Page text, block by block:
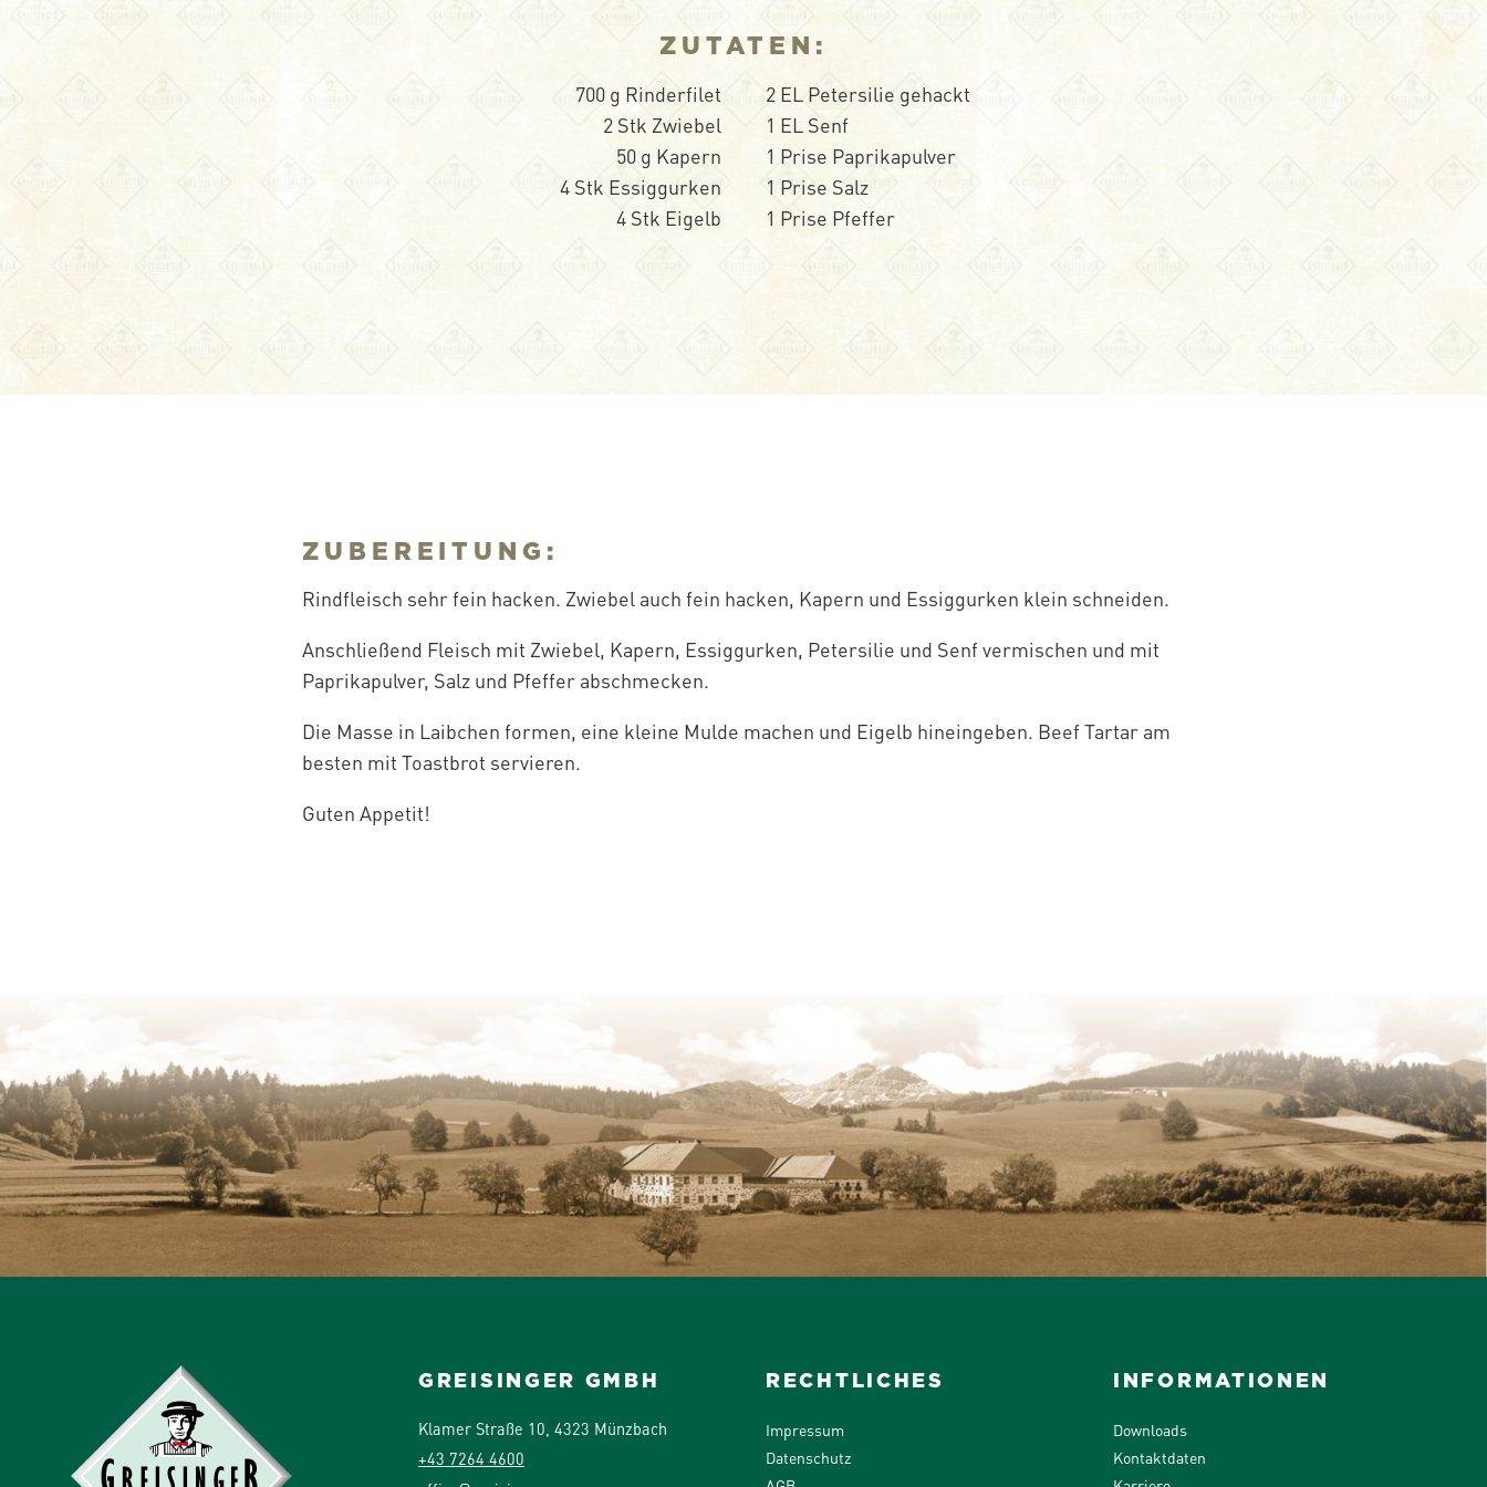
ZUTATEN:
700 g Rinderfilet
2 Stk Zwiebel
50 g Kapern
4 Stk Essiggurken
4 Stk Eigelb
2 EL Petersilie gehackt
1 EL Senf
1 Prise Paprikapulver
1 Prise Salz
1 Prise Pfeffer
ZUBEREITUNG:
Rindfleisch sehr fein hacken. Zwiebel auch fein hacken, Kapern und Essiggurken klein schneiden.
Anschließend Fleisch mit Zwiebel, Kapern, Essiggurken, Petersilie und Senf vermischen und mit
Paprikapulver, Salz und Pfeffer abschmecken.
Die Masse in Laibchen formen, eine kleine Mulde machen und Eigelb hineingeben. Beef Tartar am
besten mit Toastbrot servieren.
Guten Appetit!
GREISINGER GMBH
Klamer Straße 10, 4323 Münzbach
+43 7264 4600
RECHTLICHES
Impressum
Datenschutz
INFORMATIONEN
Downloads
Kontaktdaten